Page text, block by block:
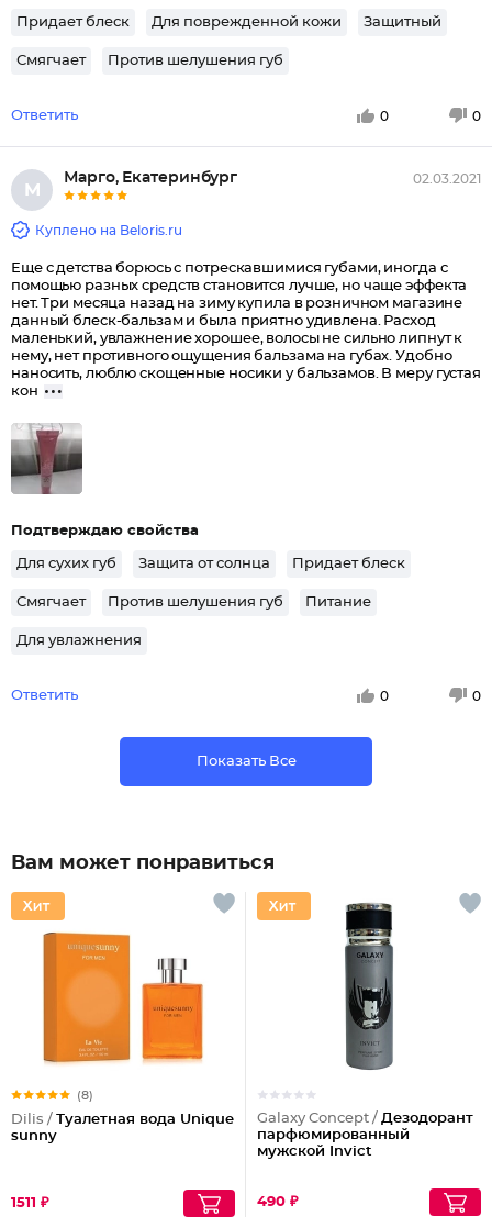
Придает блеск Для поврежденной кожи Защитный
Смягчает Против шелушения губ
Ответить 0 0
М
Марго, Екатеринбург 02.03.2021
Куплено на Beloris.ru
Еще с детства борюсь с потрескавшимися губами, иногда с
помощью разных средств становится лучше, но чаще эффекта
нет. Три месяца назад на зиму купила в розничном магазине
данный блеск-бальзам и была приятно удивлена. Расход
маленький, увлажнение хорошее, волосы не сильно липнут к
нему, нет противного ощущения бальзама на губах. Удобно
наносить, люблю скощенные носики у бальзамов. В меру густая
кон
Подтверждаю свойства
Для сухих губ Защита от солнца Придает блеск
Смягчает Против шелушения губ Питание
Для увлажнения
Ответить 0 0
Показать Все
Вам может понравиться
(8)
Dilis / Туалетная вода Unique
sunny
1511 ₽
Galaxy Concept / Дезодорант
парфюмированный
мужской Invict
490 ₽